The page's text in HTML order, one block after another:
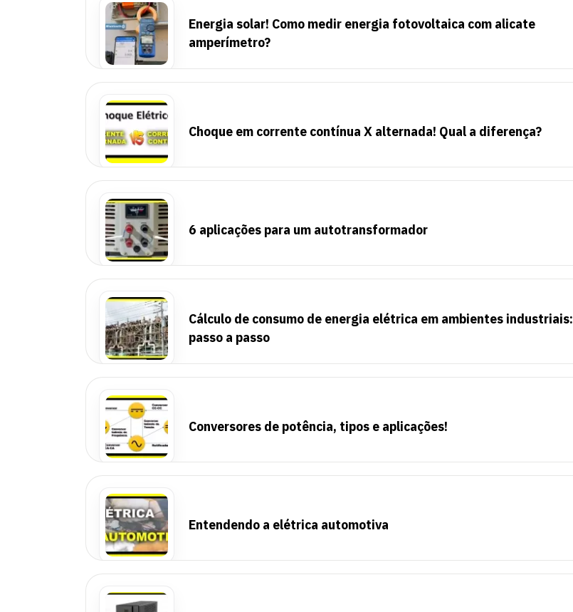
Energia solar! Como medir energia fotovoltaica com alicate
amperímetro?
Choque em corrente contínua X alternada! Qual a diferença?
6 aplicações para um autotransformador
Cálculo de consumo de energia elétrica em ambientes industriais:
passo a passo
Conversores de potência, tipos e aplicações!
Entendendo a elétrica automotiva